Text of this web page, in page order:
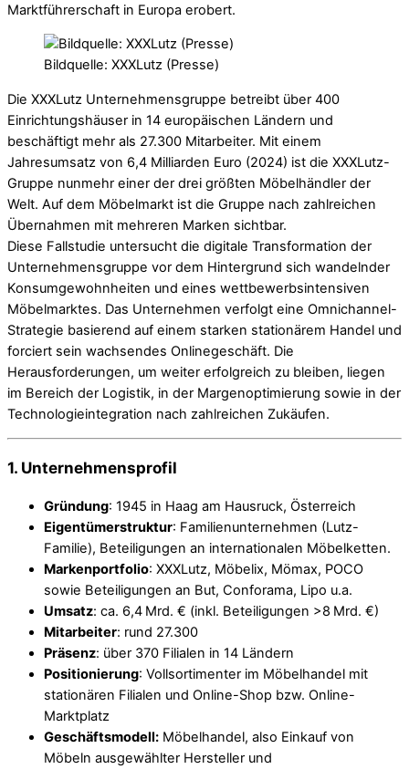
Marktführerschaft in Europa erobert.
Bildquelle: XXXLutz (Presse)
Die XXXLutz Unternehmensgruppe betreibt über 400
Einrichtungshäuser in 14 europäischen Ländern und
beschäftigt mehr als 27.300 Mitarbeiter. Mit einem
Jahresumsatz von 6,4 Milliarden Euro (2024) ist die XXXLutz-
Gruppe nunmehr einer der drei größten Möbelhändler der
Welt. Auf dem Möbelmarkt ist die Gruppe nach zahlreichen
Übernahmen mit mehreren Marken sichtbar.
Diese Fallstudie untersucht die digitale Transformation der
Unternehmensgruppe vor dem Hintergrund sich wandelnder
Konsumgewohnheiten und eines wettbewerbsintensiven
Möbelmarktes. Das Unternehmen verfolgt eine Omnichannel-
Strategie basierend auf einem starken stationärem Handel und
forciert sein wachsendes Onlinegeschäft. Die
Herausforderungen, um weiter erfolgreich zu bleiben, liegen
im Bereich der Logistik, in der Margenoptimierung sowie in der
Technologieintegration nach zahlreichen Zukäufen.
1. Unternehmensprofil
Gründung: 1945 in Haag am Hausruck, Österreich
Eigentümerstruktur: Familienunternehmen (Lutz-
Familie), Beteiligungen an internationalen Möbelketten.
Markenportfolio: XXXLutz, Möbelix, Mömax, POCO
sowie Beteiligungen an But, Conforama, Lipo u.a.
Umsatz: ca. 6,4 Mrd. € (inkl. Beteiligungen >8 Mrd. €)
Mitarbeiter: rund 27.300
Präsenz: über 370 Filialen in 14 Ländern
Positionierung: Vollsortimenter im Möbelhandel mit
stationären Filialen und Online-Shop bzw. Online-
Marktplatz
Geschäftsmodell: Möbelhandel, also Einkauf von
Möbeln ausgewählter Hersteller und